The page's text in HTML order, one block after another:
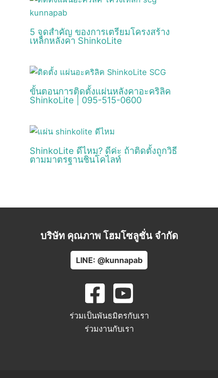
5 จุดสำคัญ ของการเตรียมโครงสร้าง
เหล็กหลังคา ShinkoLite
ขั้นตอนการติดตั้งแผ่นหลังคาอะคริลิค
ShinkoLite | 095-515-0600
ShinkoLite ดีไหม? ดีค่ะ ถ้าติดตั้งถูกวิธี
ตามมาตรฐานชินโคไลท์
บริษัท คุณภาพ โฮมโซลูชั่น จำกัด
LINE: @kunnapab
ร่วมเป็นพันธมิตรกับเรา
ร่วมงานกับเรา